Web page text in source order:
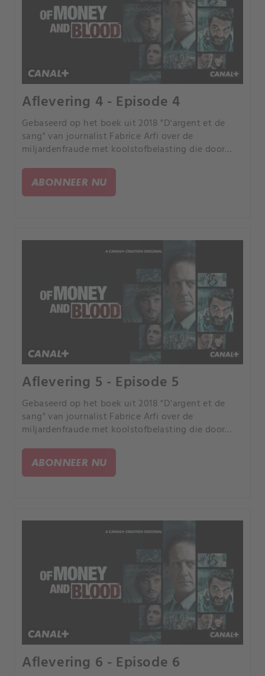
Aflevering 4 - Episode 4
Gebaseerd op het boek uit 2018 "D'argent et de
sang" van journalist Fabrice Arfi over de
miljardenfraude met koolstofbelasting die door
genoemd.
ABONNEER NU
Aflevering 5 - Episode 5
Gebaseerd op het boek uit 2018 "D'argent et de
sang" van journalist Fabrice Arfi over de
miljardenfraude met koolstofbelasting die door
genoemd.
ABONNEER NU
Aflevering 6 - Episode 6